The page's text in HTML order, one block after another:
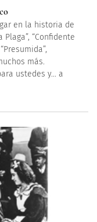
en la historia de
“Confidente
más.
ustedes y... a